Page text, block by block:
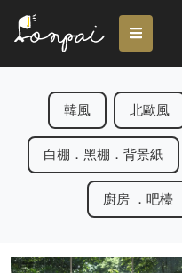
韓風 北歐風
白棚．黑棚．背景紙
廚房 ．吧檯